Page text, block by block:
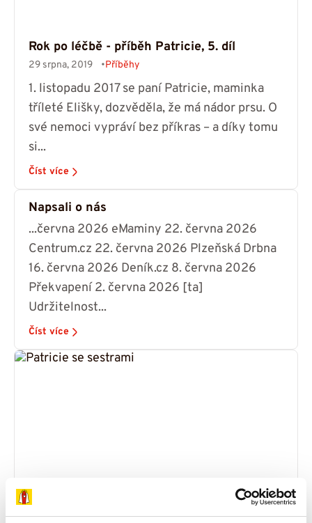
Rok po léčbě - příběh Patricie, 5. díl
29 srpna, 2019 Příběhy
1. listopadu 2017 se paní Patricie, maminka
tříleté Elišky, dozvěděla, že má nádor prsu. O
své nemoci vypráví bez příkras – a díky tomu
si...
Číst více
Napsali o nás
...června 2026 eMaminy 22. června 2026
Centrum.cz 22. června 2026 Plzeňská Drbna
16. června 2026 Deník.cz 8. června 2026
Překvapení 2. června 2026 [ta]
Udržitelnost...
Číst více
Čeká nás ještě dlouhé a těžké období.